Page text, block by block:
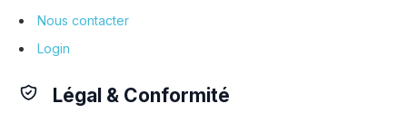
Nous contacter
Login
Légal & Conformité